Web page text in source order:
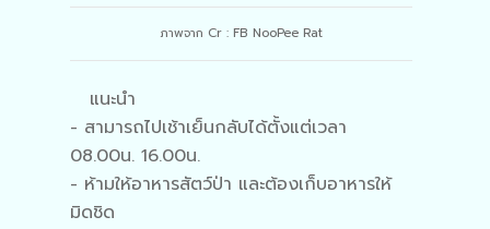
ภาพจาก Cr : FB NooPee Rat
แนะนำ
- สามารถไปเช้าเย็นกลับได้ตั้งแต่เวลา
08.00น. 16.00น.
- ห้ามให้อาหารสัตว์ป่า และต้องเก็บอาหารให้
มิดชิด